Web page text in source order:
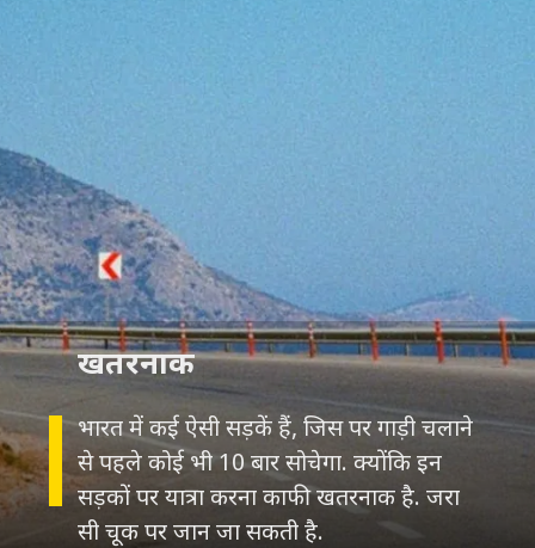
भारत में कई ऐसी सड़कें हैं, जिस पर गाड़ी चलाने
से पहले कोई भी 10 बार सोचेगा. क्योंकि इन
सड़कों पर यात्रा करना काफी खतरनाक है. जरा
सी चूक पर जान जा सकती है.
खतरनाक